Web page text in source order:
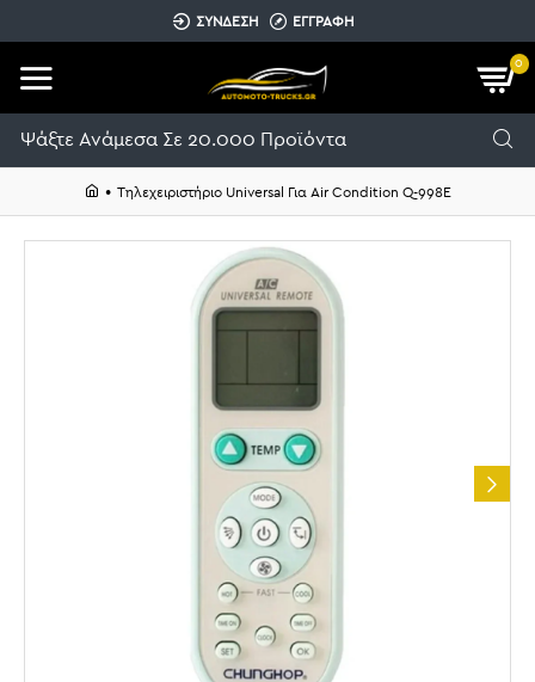
ΣΥΝΔΕΣΗ ΕΓΓΡΑΦΗ
0
Τηλεχειριστήριο Universal Για Air Condition Q-998E